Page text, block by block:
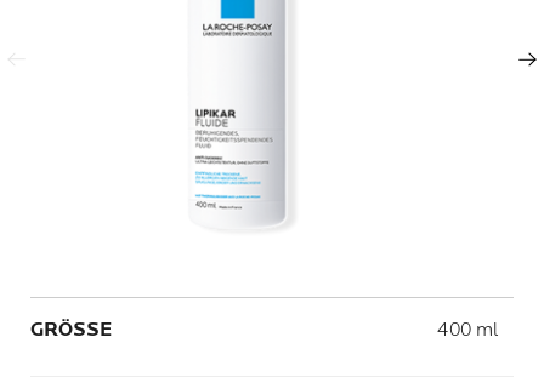
Nächster Eintrag
GRÖSSE Volume
400 ml